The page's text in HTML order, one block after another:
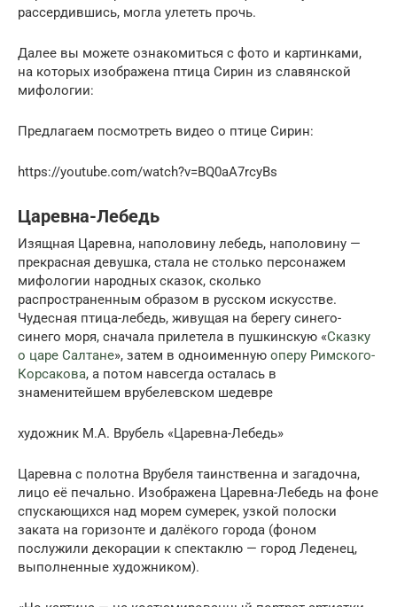
рассердившись, могла улететь прочь.
Далее вы можете ознакомиться с фото и картинками,
на которых изображена птица Сирин из славянской
мифологии:
Предлагаем посмотреть видео о птице Сирин:
https://youtube.com/watch?v=BQ0aA7rcyBs
Царевна-Лебедь
Изящная Царевна, наполовину лебедь, наполовину —
прекрасная девушка, стала не столько персонажем
мифологии народных сказок, сколько
распространенным образом в русском искусстве.
Чудесная птица-лебедь, живущая на берегу синего-
синего моря, сначала прилетела в пушкинскую «Сказку
о царе Салтане», затем в одноименную оперу Римского-
Корсакова, а потом навсегда осталась в
знаменитейшем врубелевском шедевре
художник М.А. Врубель «Царевна-Лебедь»
Царевна с полотна Врубеля таинственна и загадочна,
лицо её печально. Изображена Царевна-Лебедь на фоне
спускающихся над морем сумерек, узкой полоски
заката на горизонте и далёкого города (фоном
послужили декорации к спектаклю — город Леденец,
выполненные художником).